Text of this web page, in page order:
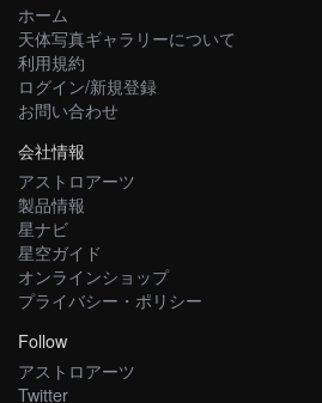
ホーム
天体写真ギャラリーについて
利用規約
ログイン/新規登録
お問い合わせ
会社情報
アストロアーツ
製品情報
星ナビ
星空ガイド
オンラインショップ
プライバシー・ポリシー
Follow
アストロアーツ
Twitter